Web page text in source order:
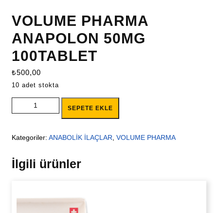
VOLUME PHARMA
ANAPOLON 50MG
100TABLET
₺500,00
10 adet stokta
VOLUME PHARMA ANAPOLON 50MG 100TABLET adet
SEPETE EKLE
Kategoriler: ANABOLİK İLAÇLAR, VOLUME PHARMA
İlgili ürünler